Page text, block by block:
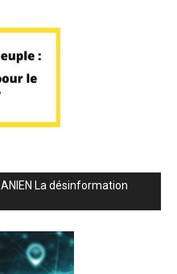
La désinformation